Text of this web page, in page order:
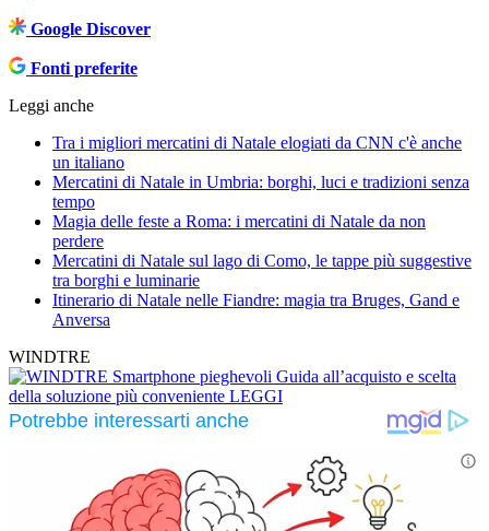
Google Discover
Fonti preferite
Leggi anche
Tra i migliori mercatini di Natale elogiati da CNN c'è anche
un italiano
Mercatini di Natale in Umbria: borghi, luci e tradizioni senza
tempo
Magia delle feste a Roma: i mercatini di Natale da non
perdere
Mercatini di Natale sul lago di Como, le tappe più suggestive
tra borghi e luminarie
Itinerario di Natale nelle Fiandre: magia tra Bruges, Gand e
Anversa
WINDTRE
Smartphone pieghevoli Guida all’acquisto e scelta
della soluzione più conveniente LEGGI